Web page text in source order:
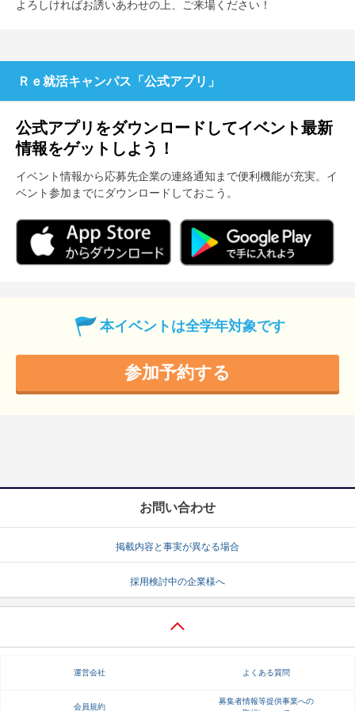
よろしければお誘いあわせの上、ご来場ください！
Ｒｅ就活キャンパス「公式アプリ」
公式アプリをダウンロードしてイベント最新
情報をゲットしよう！
イベント情報から応募先企業の連絡通知まで便利機能が充実。イ
ベント参加までにダウンロードしておこう。
本イベントは全学年対象です
参加予約する
お問い合わせ
掲載内容と事実が異なる場合
採用検討中の企業様へ
運営会社 よくある質問
会員規約
募集者情報等提供事業への